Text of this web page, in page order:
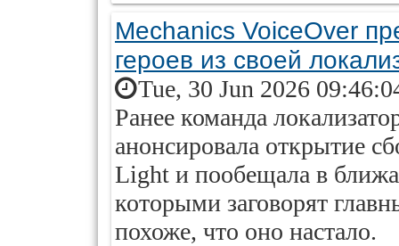
Mechanics VoiceOver
героев из своей
Tue, 30 Jun 2026
Ранее команда
анонсировала открытие
Light и пообещала в
которыми заговорят
похоже, что оно настало.